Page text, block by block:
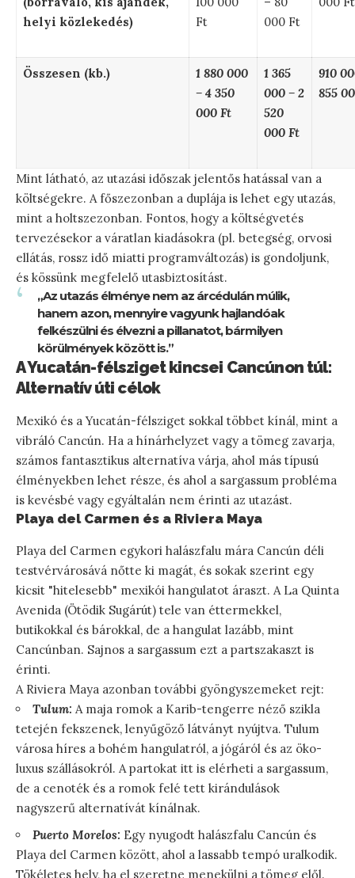
helyi közlekedés)
Ft
000 Ft
Összesen (kb.)
1 880 000
– 4 350
000 Ft
1 365
000 – 2
520
000 Ft
910
855
Mint látható, az utazási időszak jelentős hatással van a
költségekre. A főszezonban a duplája is lehet egy utazás,
mint a holtszezonban. Fontos, hogy a költségvetés
tervezésekor a váratlan kiadásokra (pl. betegség, orvosi
ellátás, rossz idő miatti programváltozás) is gondoljunk,
és kössünk megfelelő utasbiztosítást.
„Az utazás élménye nem az árcédulán múlik,
hanem azon, mennyire vagyunk hajlandóak
felkészülni és élvezni a pillanatot, bármilyen
körülmények között is.”
A Yucatán-félsziget kincsei Cancúnon túl:
Alternatív úti célok
Mexikó és a Yucatán-félsziget sokkal többet kínál, mint a
vibráló Cancún. Ha a hínárhelyzet vagy a tömeg zavarja,
számos fantasztikus alternatíva várja, ahol más típusú
élményekben lehet része, és ahol a sargassum probléma
is kevésbé vagy egyáltalán nem érinti az utazást.
Playa del Carmen és a Riviera Maya
Playa del Carmen egykori halászfalu mára Cancún déli
testvérvárosává nőtte ki magát, és sokak szerint egy
kicsit "hitelesebb" mexikói hangulatot áraszt. A La Quinta
Avenida (Ötödik Sugárút) tele van éttermekkel,
butikokkal és bárokkal, de a hangulat lazább, mint
Cancúnban. Sajnos a sargassum ezt a partszakaszt is
érinti.
A Riviera Maya azonban további gyöngyszemeket rejt:
Tulum: A maja romok a Karib-tengerre néző szikla
tetején fekszenek, lenyűgöző látványt nyújtva. Tulum
városa híres a bohém hangulatról, a jógáról és az öko-
luxus szállásokról. A partokat itt is elérheti a sargassum,
de a cenoték és a romok felé tett kirándulások
nagyszerű alternatívát kínálnak.
Puerto Morelos: Egy nyugodt halászfalu Cancún és
Playa del Carmen között, ahol a lassabb tempó uralkodik.
Tökéletes hely, ha el szeretne menekülni a tömeg elől.